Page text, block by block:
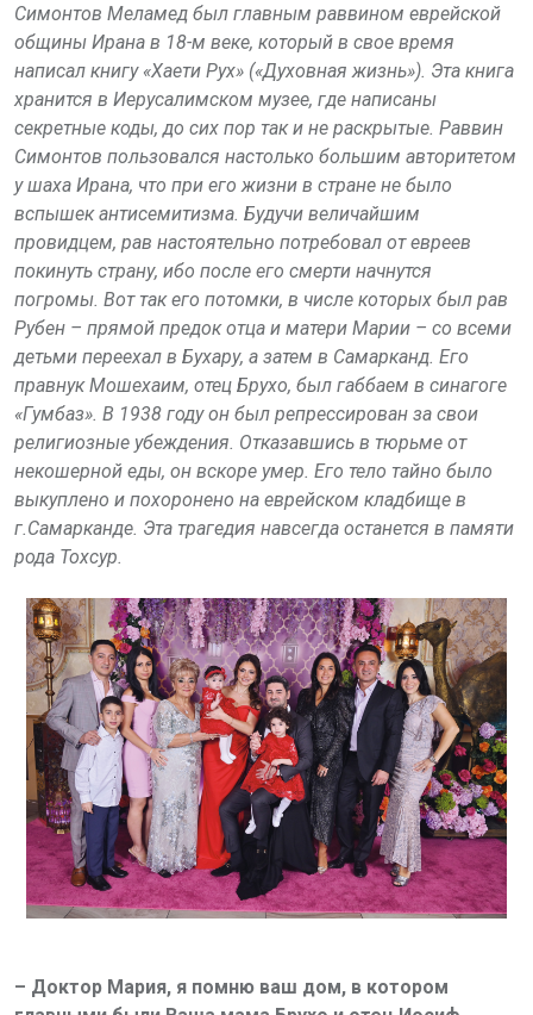
Симонтов Меламед был главным раввином еврейской
общины Ирана в 18-м веке, который в свое время
написал книгу «Хаети Рух» («Духовная жизнь»). Эта книга
хранится в Иерусалимском музее, где написаны
секретные коды, до сих пор так и не раскрытые. Раввин
Симонтов пользовался настолько большим авторитетом
у шаха Ирана, что при его жизни в стране не было
вспышек антисемитизма. Будучи величайшим
провидцем, рав настоятельно потребовал от евреев
покинуть страну, ибо после его смерти начнутся
погромы. Вот так его потомки, в числе которых был рав
Рубен – прямой предок отца и матери Марии – со всеми
детьми переехал в Бухару, а затем в Самарканд. Его
правнук Мошехаим, отец Брухо, был габбаем в синагоге
«Гумбаз». В 1938 году он был репрессирован за свои
религиозные убеждения. Отказавшись в тюрьме от
некошерной еды, он вскоре умер. Его тело тайно было
выкуплено и похоронено на еврейском кладбище в
г.Самарканде. Эта трагедия навсегда останется в памяти
рода Тохсур.
– Доктор Мария, я помню ваш дом, в котором